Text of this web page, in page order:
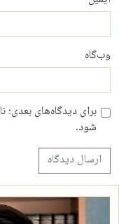
وب‌گاه
برای دیدگاه‌های بعدی؛
شود.